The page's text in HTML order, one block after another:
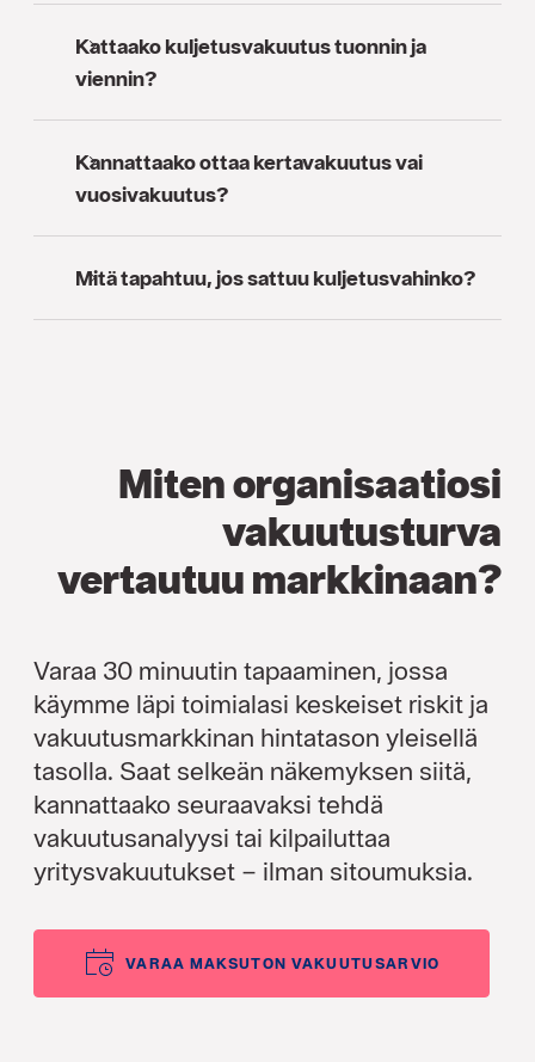
Kattaako kuljetusvakuutus tuonnin ja
viennin?
Kannattaako ottaa kertavakuutus vai
vuosivakuutus?
Mitä tapahtuu, jos sattuu kuljetusvahinko?
Miten organisaatiosi
vakuutusturva
vertautuu markkinaan?
Varaa 30 minuutin tapaaminen, jossa
käymme läpi toimialasi keskeiset riskit ja
vakuutusmarkkinan hintatason yleisellä
tasolla. Saat selkeän näkemyksen siitä,
kannattaako seuraavaksi tehdä
vakuutusanalyysi tai kilpailuttaa
yritysvakuutukset – ilman sitoumuksia.
VARAA MAKSUTON VAKUUTUSARVIO